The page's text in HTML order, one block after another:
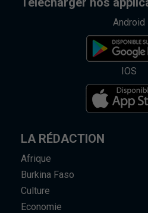
Android
IOS
LA RÉDACTION
Afrique
Burkina Faso
Culture
Economie